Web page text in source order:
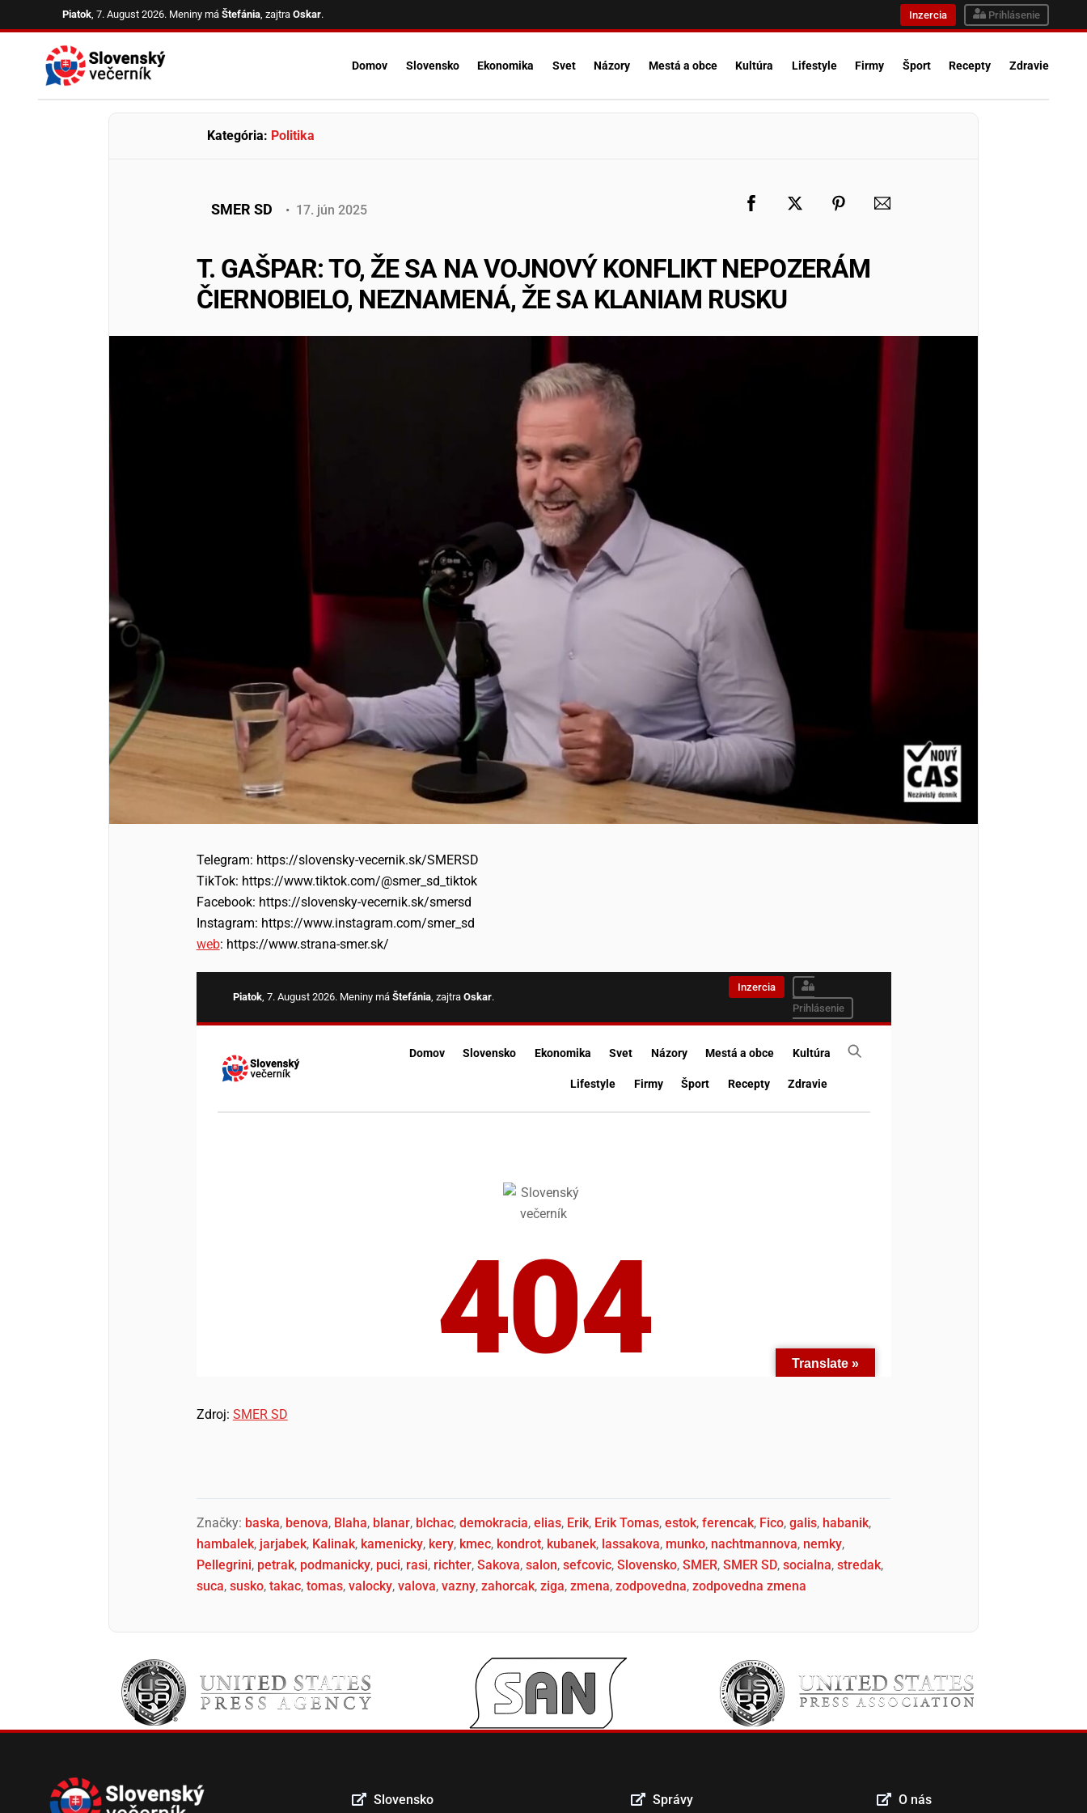
to
Piatok, 7. August 2026. Meniny máŠtefánia, zajtraOskar. Inzercia Prihlásenie
Domov Slovensko Ekonomika Svet Názory Mestá a obce Kultúra Lifestyle Firmy Šport Recepty Zdravie
Kategória: Politika
SMER SD • 17. jún 2025
T. GAŠPAR: TO, ŽE SA NA VOJNOVÝ KONFLIKT NEPOZERÁM
ČIERNOBIELO, NEZNAMENÁ, ŽE SA KLANIAM RUSKU
Telegram: https://slovensky-vecernik.sk/SMERSD
TikTok: https://www.tiktok.com/@smer_sd_tiktok
Facebook: https://slovensky-vecernik.sk/smersd
Instagram: https://www.instagram.com/smer_sd
web: https://www.strana-smer.sk/
Zdroj: SMER SD
Značky: baska, benova, Blaha, blanar, blchac, demokracia, elias, Erik, Erik Tomas, estok, ferencak, Fico, galis, habanik,
hambalek, jarjabek, Kalinak, kamenicky, kery, kmec, kondrot, kubanek, lassakova, munko, nachtmannova, nemky,
Pellegrini, petrak, podmanicky, puci, rasi, richter, Sakova, salon, sefcovic, Slovensko, SMER, SMER SD, socialna, stredak,
suca, susko, takac, tomas, valocky, valova, vazny, zahorcak, ziga, zmena, zodpovedna, zodpovedna zmena
Slovensko Správy O nás